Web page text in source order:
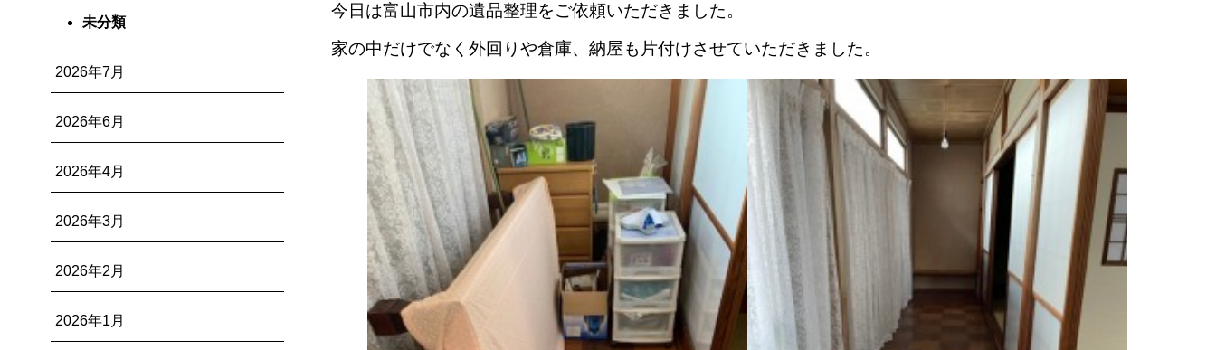
未分類
2026年7月
2026年6月
2026年4月
2026年3月
2026年2月
2026年1月
今日は富山市内の遺品整理をご依頼いただきました。
家の中だけでなく外回りや倉庫、納屋も片付けさせていただきました。